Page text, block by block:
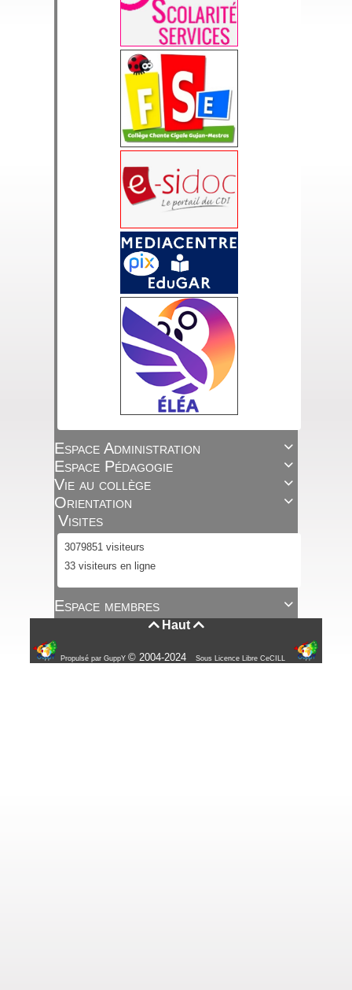

Espace Administration

Espace Pédagogie

Vie au collège

Orientation
Visites
3079851 visiteurs
33 visiteurs en ligne

Espace membres
Haut 
Propulsé par GuppY© 2004-2024 Sous Licence Libre CeCILL